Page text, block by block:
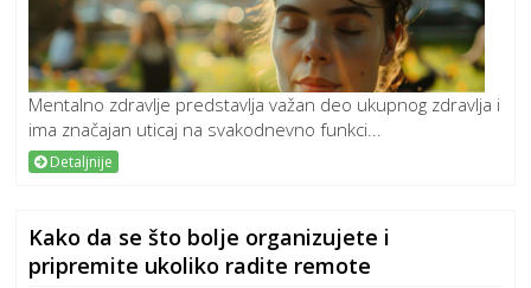
Mentalno zdravlje predstavlja važan deo ukupnog zdravlja i
ima značajan uticaj na svakodnevno funkci...
Detaljnije
Kako da se što bolje organizujete i
pripremite ukoliko radite remote